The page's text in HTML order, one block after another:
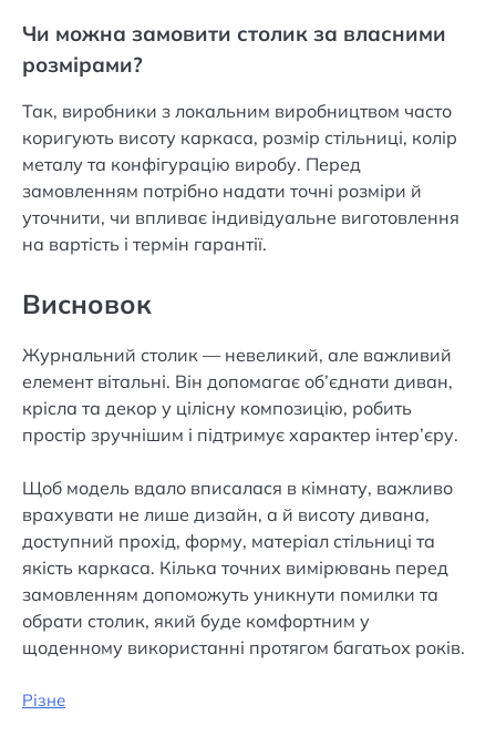
Чи можна замовити столик за власними
розмірами?
Так, виробники з локальним виробництвом часто
коригують висоту каркаса, розмір стільниці, колір
металу та конфігурацію виробу. Перед
замовленням потрібно надати точні розміри й
уточнити, чи впливає індивідуальне виготовлення
на вартість і термін гарантії.
Висновок
Журнальний столик — невеликий, але важливий
елемент вітальні. Він допомагає об’єднати диван,
крісла та декор у цілісну композицію, робить
простір зручнішим і підтримує характер інтер’єру.
Щоб модель вдало вписалася в кімнату, важливо
врахувати не лише дизайн, а й висоту дивана,
доступний прохід, форму, матеріал стільниці та
якість каркаса. Кілька точних вимірювань перед
замовленням допоможуть уникнути помилки та
обрати столик, який буде комфортним у
щоденному використанні протягом багатьох років.
Різне